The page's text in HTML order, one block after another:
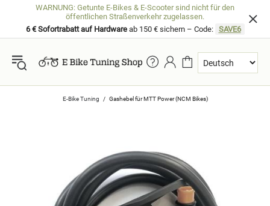
WARNUNG: Getunte E-Bikes & E-Scooter sind nicht für den
öffentlichen Straßenverkehr zugelassen.
6 € Sofortrabatt auf Hardwareab 150 € sichern – Code: SAVE6
E-Bike Tuning Gashebel für MTT Power (NCM Bikes)